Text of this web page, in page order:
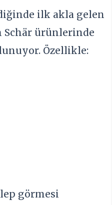
ilk akla gelen
Schär ürünlerinde
Özellikle:
görmesi